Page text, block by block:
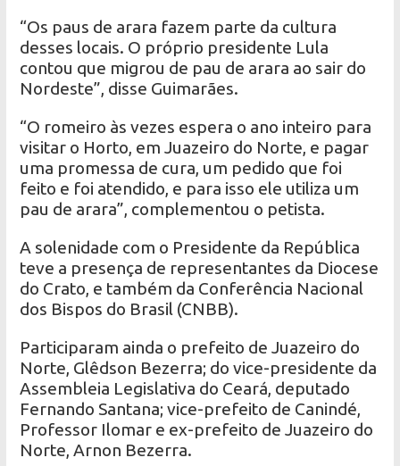
“Os paus de arara fazem parte da cultura
desses locais. O próprio presidente Lula
contou que migrou de pau de arara ao sair do
Nordeste”, disse Guimarães.
“O romeiro às vezes espera o ano inteiro para
visitar o Horto, em Juazeiro do Norte, e pagar
uma promessa de cura, um pedido que foi
feito e foi atendido, e para isso ele utiliza um
pau de arara”, complementou o petista.
A solenidade com o Presidente da República
teve a presença de representantes da Diocese
do Crato, e também da Conferência Nacional
dos Bispos do Brasil (CNBB).
Participaram ainda o prefeito de Juazeiro do
Norte, Glêdson Bezerra; do vice-presidente da
Assembleia Legislativa do Ceará, deputado
Fernando Santana; vice-prefeito de Canindé,
Professor Ilomar e ex-prefeito de Juazeiro do
Norte, Arnon Bezerra.